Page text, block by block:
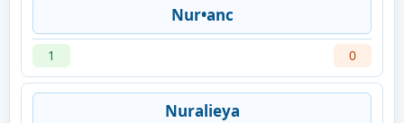
Nur•anc
1 0
Nuralieya